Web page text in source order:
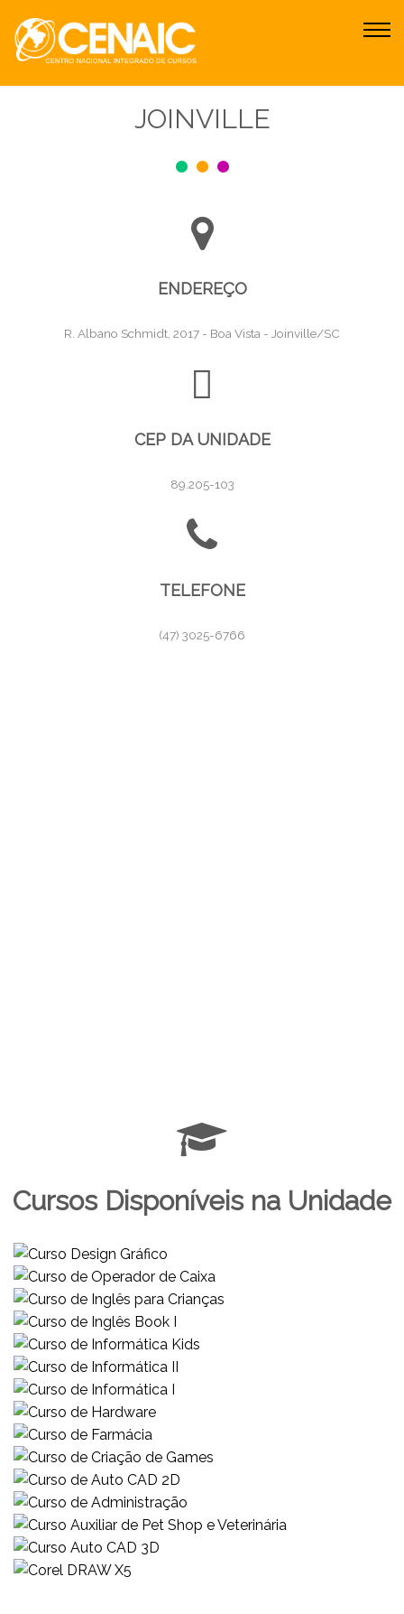
JOINVILLE
ENDEREÇO
R. Albano Schmidt, 2017 - Boa Vista - Joinville/SC
CEP DA UNIDADE
89.205-103
TELEFONE
(47) 3025-6766
Cursos Disponíveis na Unidade
Curso Design Gráfico
Desenvolvimento Pessoal
Curso de Inglês para Crianças
Kids
Curso de Inglês Book I
Idiomas
Curso de Informática Kids
Kids
Curso de Informática II
Tecnologia
Curso de Informática I
Tecnologia
Curso de Hardware
Tecnologia
Curso de Farmácia
Saúde e Beleza
Curso de Criação de Games
Tecnologia
Curso de Auto CAD 2D
Tecnologia
Curso de Administração
Administrativo
Curso Auxiliar de Pet Shop e Veterinária
Desenvolvimento Pessoal
Curso Auto CAD 3D
Tecnologia
Corel DRAW X5
Tecnologia